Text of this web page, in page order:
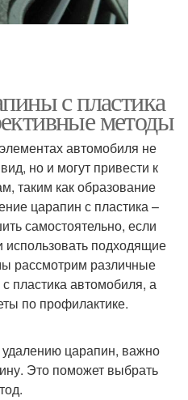
с пластика
методы
автомобиля не
но и могут привести к
таким как образование
царапин с пластика –
самостоятельно, если
подходящие
рассмотрим различные
пластика автомобиля, а
по профилактике.
удалению царапин, важно
Это поможет выбрать